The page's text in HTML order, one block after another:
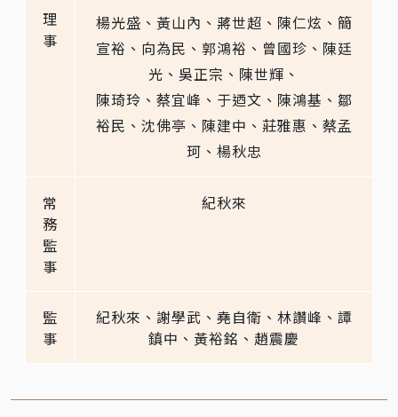
理
事
楊光盛、黃山內、蔣世超、陳仁炫、簡
宣裕、向為民、郭鴻裕、曾國珍、陳廷
光、吳正宗、 陳世輝、
陳琦玲、蔡宜峰、于迺文、陳鴻基、鄒
裕民、沈佛亭、陳建中、莊雅惠、蔡孟
珂、楊秋忠
常
務
監
事
紀秋來
監
事
紀秋來、謝學武、堯自衛、林讚峰、譚
鎮中、黃裕銘、趙震慶